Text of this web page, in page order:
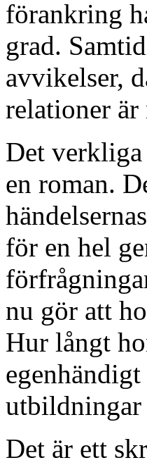
förankring
grad.
avvikelser,
relationer är
Det
en roman.
för en hel
nu gör att
Hur långt
utbildningar
Det är ett